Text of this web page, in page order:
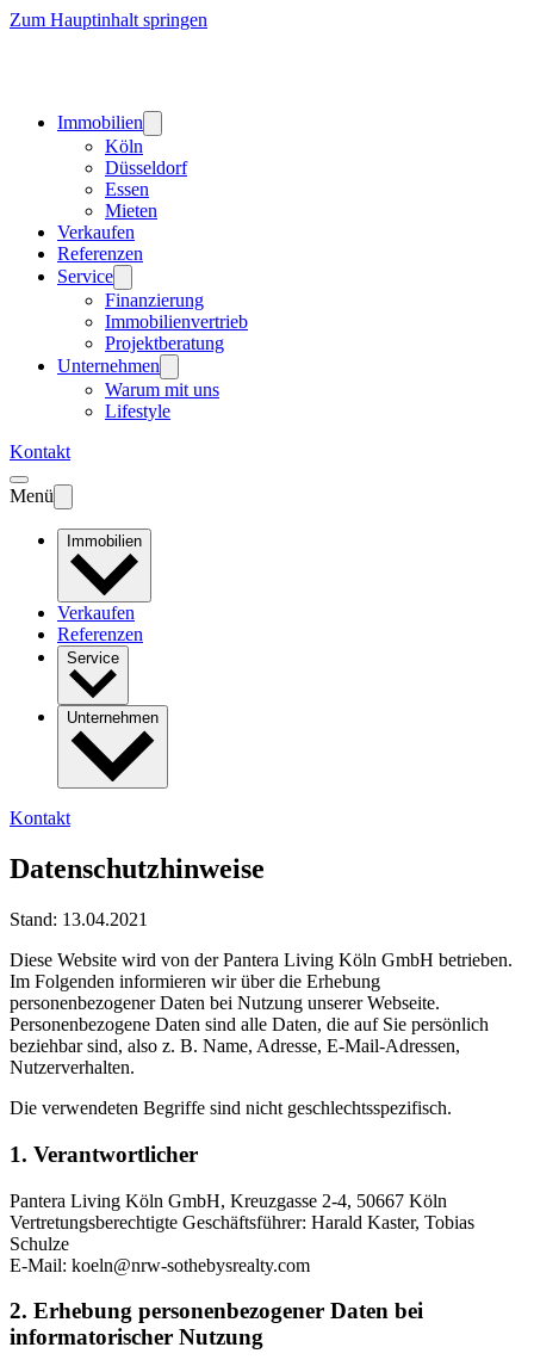
Zum Hauptinhalt springen
Immobilien
Köln
Düsseldorf
Essen
Mieten
Verkaufen
Referenzen
Service
Finanzierung
Immobilienvertrieb
Projektberatung
Unternehmen
Warum mit uns
Lifestyle
Kontakt
Menü
Immobilien
Verkaufen
Referenzen
Service
Unternehmen
Kontakt
Datenschutzhinweise
Stand: 13.04.2021
Diese Website wird von der Pantera Living Köln GmbH betrieben.
Im Folgenden informieren wir über die Erhebung
personenbezogener Daten bei Nutzung unserer Webseite.
Personenbezogene Daten sind alle Daten, die auf Sie persönlich
beziehbar sind, also z. B. Name, Adresse, E-Mail-Adressen,
Nutzerverhalten.
Die verwendeten Begriffe sind nicht geschlechtsspezifisch.
1. Verantwortlicher
Pantera Living Köln GmbH, Kreuzgasse 2-4, 50667 Köln
Vertretungsberechtigte Geschäftsführer: Harald Kaster, Tobias
Schulze
E-Mail: koeln@nrw-sothebysrealty.com
2. Erhebung personenbezogener Daten bei
informatorischer Nutzung